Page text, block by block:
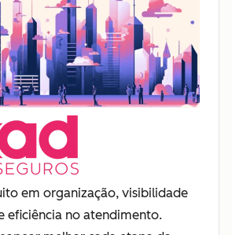
em organização, visibilidade
eficiência no atendimento.